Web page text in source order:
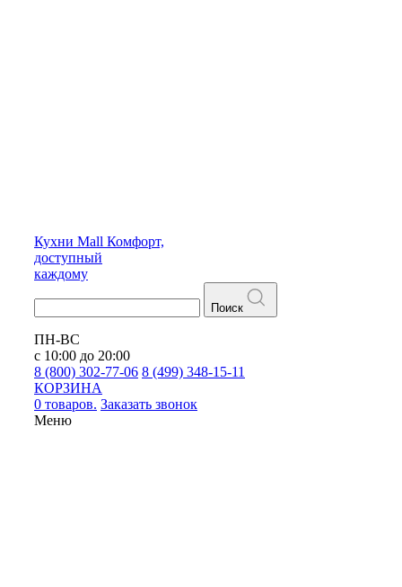
Кухни Mall Комфорт,
доступный
каждому
Поиск
ПН-ВС
с 10:00 до 20:00
8 (800) 302-77-06 8 (499) 348-15-11
КОРЗИНА
0 товаров. Заказать звонок
Меню